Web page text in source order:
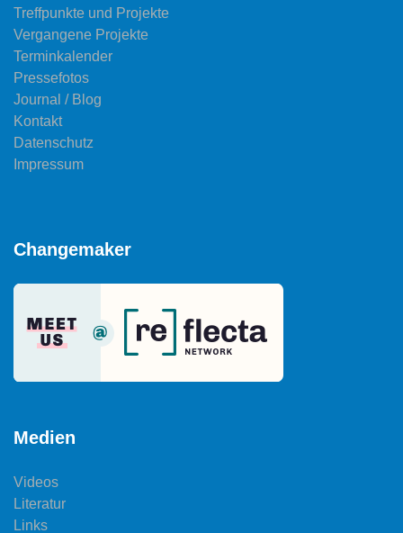
Treffpunkte und Projekte
Vergangene Projekte
Terminkalender
Pressefotos
Journal / Blog
Kontakt
Datenschutz
Impressum
Changemaker
Medien
Videos
Literatur
Links